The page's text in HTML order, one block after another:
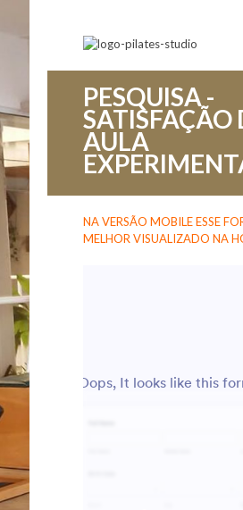
PESQUISA -
SATISFAÇÃO
AULA
NA VERSÃO MOBILE ESSE
MELHOR VISUALIZADO NA